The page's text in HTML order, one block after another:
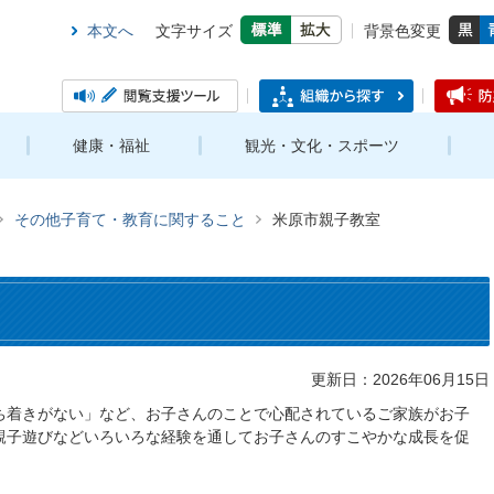
本文へ 文字サイズ 背景色変更
健康・福祉 観光・文化・スポーツ
その他子育て・教育に関すること 米原市親子教室
更新日：2026年06月15日
きがない」など、お子さんのことで心配されているご家族がお子
遊びなどいろいろな経験を通してお子さんのすこやかな成長を促